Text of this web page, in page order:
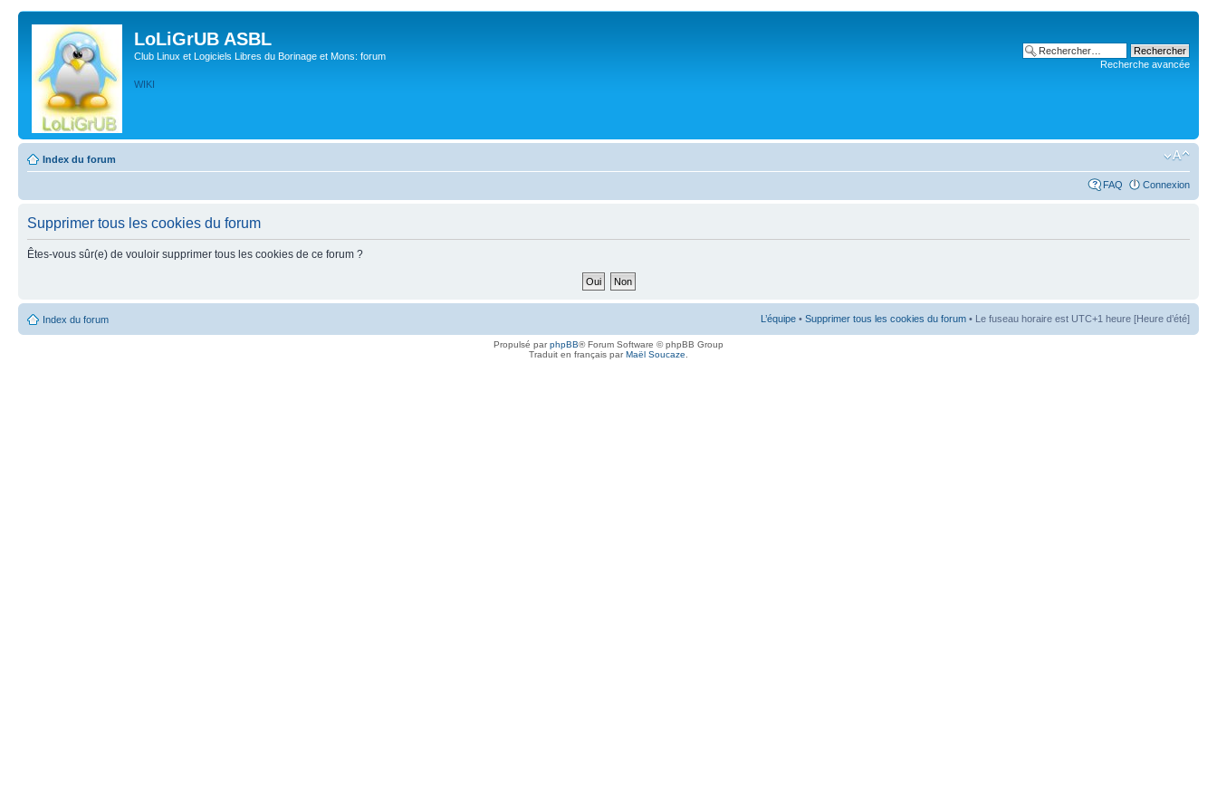
LoLiGrUB ASBL
Club Linux et Logiciels Libres du Borinage et Mons: forum
WIKI
Recherche avancée
Index du forum
FAQ Connexion
Supprimer tous les cookies du forum
Êtes-vous sûr(e) de vouloir supprimer tous les cookies de ce forum ?
Index du forum L’équipe • Supprimer tous les cookies du forum • Le fuseau horaire est UTC+1 heure [Heure d’été]
Propulsé parphpBB® Forum Software © phpBB Group
Traduit en français parMaël Soucaze